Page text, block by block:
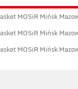
MOSiR Mińsk
MOSiR Mińsk
MOSiR Mińsk